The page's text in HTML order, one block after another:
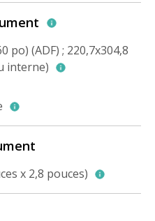
po) (ADF) ; 220,7x304,8
interne)
x 2,8 pouces)